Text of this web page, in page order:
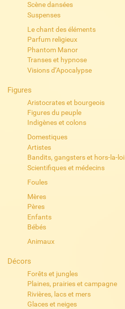
Scène dansées
Suspenses
Le chant des éléments
Parfum religieux
Phantom Manor
Transes et hypnose
Visions d’Apocalypse
Figures
Aristocrates et bourgeois
Figures du peuple
Indigènes et colons
Domestiques
Artistes
Bandits, gangsters et hors-la-loi
Scientifiques et médecins
Foules
Mères
Pères
Enfants
Bébés
Animaux
Décors
Forêts et jungles
Plaines, prairies et campagne
Rivières, lacs et mers
Glaces et neiges